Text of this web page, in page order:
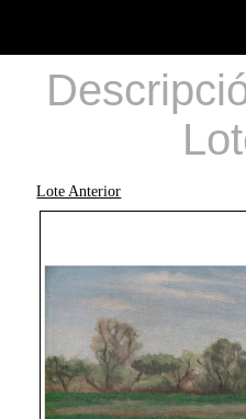
Lote Anterior